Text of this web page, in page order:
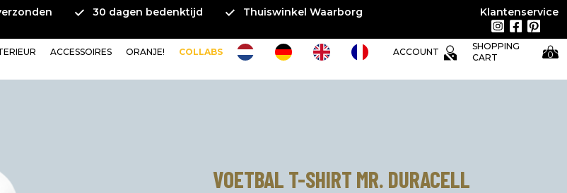
30 dagen bedenktijd Thuiswinkel Waarborg Klantenservice
ACCESSOIRES ORANJE! COLLABS ACCOUNT
SHOPPING
CART
0
VOETBAL T-SHIRT MR. DURACELL